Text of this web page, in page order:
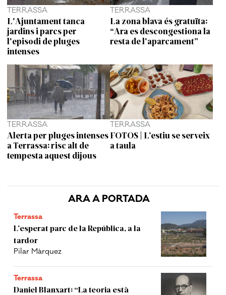
ARA A PORTADA
Terrassa
L’esperat parc de la República, a la
tardor
Pilar Màrquez
Terrassa
Daniel Blanxart: “La teoria està
TERRASSA
L'Ajuntament tanca
jardins i parcs per
l'episodi de pluges
intenses
TERRASSA
La zona blava és gratuïta:
“Ara es descongestiona la
resta de l'aparcament”
TERRASSA
Alerta per pluges intenses
a Terrassa: risc alt de
tempesta aquest dijous
TERRASSA
FOTOS | L’estiu se serveix
a taula